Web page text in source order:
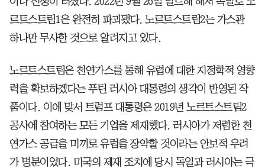
르트스트림1은 완전히 파괴됐다. 노르트스트림2는 가스관
하나만 무사한 것으로 알려지고 있다.
노르트스트림은 천연가스를 통해 유럽에 대한 지정학적 영향
력을 확보하겠다는 푸틴 러시아 대통령의 생각이 반영된 작
품이다. 이에 맞서 트럼프 대통령은 2019년 노르트스트림2
공사에 참여하는 모든 기업을 제재했다. 러시아가 저렴한 천
연가스 공급을 미끼로 유럽을 장악할 것이라는 안보적 우려
가 명분이었다. 미국의 제재 조치에 당시 독일과 러시아는 극